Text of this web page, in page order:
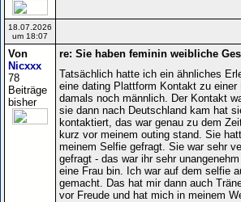
18.07.2026
um 18:07
Von
Nicxxx
78
Beiträge
bisher
re: Sie haben feminin weibliche
Tatsächlich hatte ich ein ähnliches
eine dating Plattform Kontakt zu einer
damals noch männlich. Der Kontakt
sie dann nach Deutschland kam hat
kontaktiert, das war genau zu dem
kurz vor meinem outing stand. Sie
meinem Selfie gefragt. Sie war sehr
gefragt - das war ihr sehr
eine Frau bin. Ich war auf dem selfie
gemacht. Das hat mir dann auch
vor Freude und hat mich in meinem